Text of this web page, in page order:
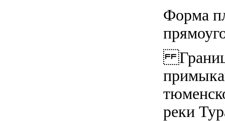
Форма
Граница
реки